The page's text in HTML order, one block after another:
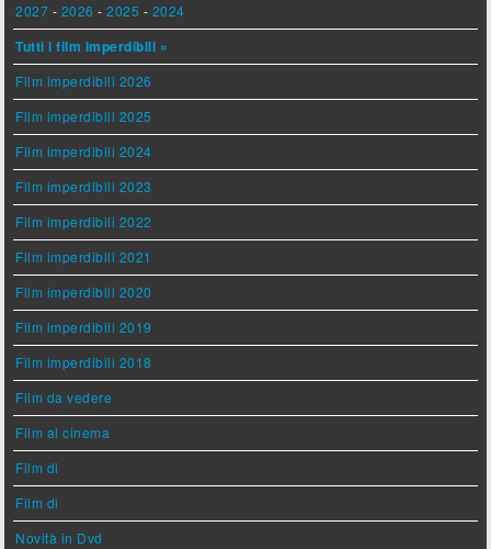
2027 - 2026 -2025 - 2024
Tutti i film imperdibili »
Film imperdibili 2026
Film imperdibili 2025
Film imperdibili 2024
Film imperdibili 2023
Film imperdibili 2022
Film imperdibili 2021
Film imperdibili 2020
Film imperdibili 2019
Film imperdibili 2018
Film da vedere
Film al cinema
Film di
Film di
Novità in Dvd